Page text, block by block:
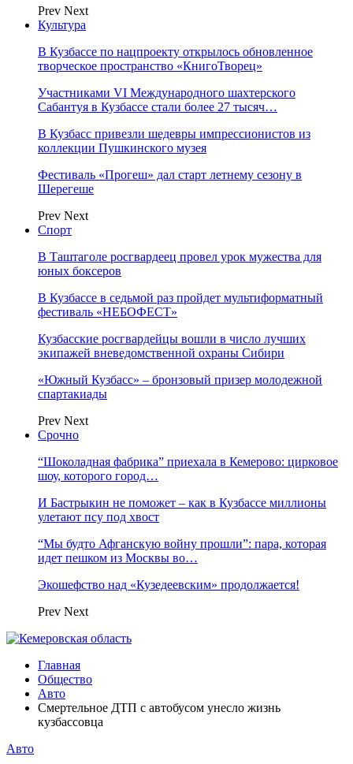
Prev Next
Культура
В Кузбассе по нацпроекту открылось обновленное
творческое пространство «КнигоТворец»
Участниками VI Международного шахтерского
Сабантуя в Кузбассе стали более 27 тысяч…
В Кузбасс привезли шедевры импрессионистов из
коллекции Пушкинского музея
Фестиваль «Прогеш» дал старт летнему сезону в
Шерегеше
Prev Next
Спорт
В Таштаголе росгвардеец провел урок мужества для
юных боксеров
В Кузбассе в седьмой раз пройдет мультиформатный
фестиваль «НЕБОФЕСТ»
Кузбасские росгвардейцы вошли в число лучших
экипажей вневедомственной охраны Сибири
«Южный Кузбасс» – бронзовый призер молодежной
спартакиады
Prev Next
Срочно
“Шоколадная фабрика” приехала в Кемерово: цирковое
шоу, которого город…
И Бастрыкин не поможет – как в Кузбассе миллионы
улетают псу под хвост
“Мы будто Афганскую войну прошли”: пара, которая
идет пешком из Москвы во…
Экошефство над «Кузедеевским» продолжается!
Prev Next
Главная
Общество
Авто
Смертельное ДТП с автобусом унесло жизнь
кузбассовца
Авто